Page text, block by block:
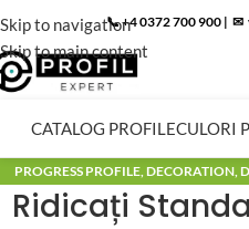
Skip to navigation
Skip to main content
📞 +4 0372 700 900 | ✉︎
CATALOG PROFILECULORI
PROGRESS PROFILE,DECORATION,
BAI,
Ridicați